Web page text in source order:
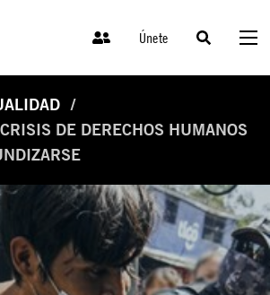
Únete
DE DERECHOS HUMANOS